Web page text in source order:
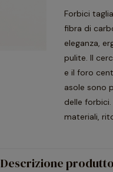
Forbici
fibra di
eleganza,
pulite. Il
e il foro
asole sono
delle
materiali,
Descrizione